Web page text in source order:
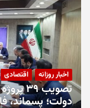
اخبار روزانه اقتصادی
تصویب
دولت؛ پسماند،